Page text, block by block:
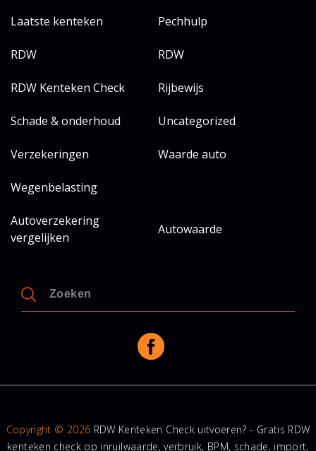
Laatste kenteken Pechhulp
RDW RDW
RDW Kenteken Check Rijbewijs
Schade & onderhoud Uncategorized
Verzekeringen Waarde auto
Wegenbelasting
Autoverzekering
vergelijken
Autowaarde
Copyright © 2026 RDW Kenteken Check uitvoeren? - Gratis RDW
kenteken check op inruilwaarde, verbruik, BPM, schade, import,